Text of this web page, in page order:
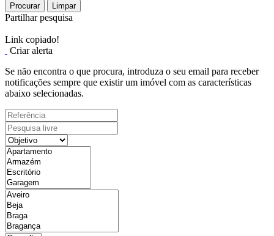
Procurar Limpar
Partilhar pesquisa
Link copiado!
Criar alerta
Se não encontra o que procura, introduza o seu email para receber
notificações sempre que existir um imóvel com as características
abaixo selecionadas.